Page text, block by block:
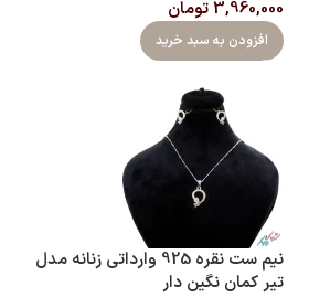
3,960,000تومان
افزودن به سبد خرید
نیم ست نقره 925 وارداتی زنانه مدل
تیر کمان نگین دار